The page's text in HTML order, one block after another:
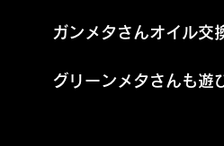
ガンメタさんオイル交
グリーンメタさんも遊